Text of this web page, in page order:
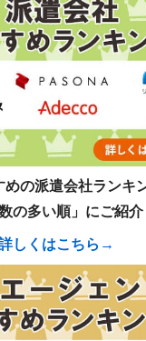
めの派遣会社ランキ
の多い順」にご紹介
しくはこちら→